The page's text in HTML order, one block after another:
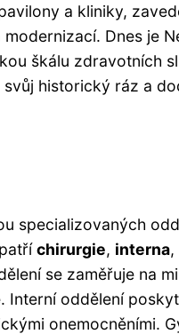
a kliniky,
Dnes je
škálu zdravotních
historický ráz a
specializovaných
chirurgie, interna
se zaměřuje na
oddělení
onemocněními.